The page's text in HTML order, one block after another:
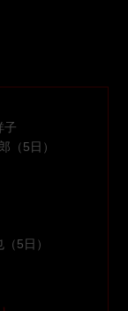
子
（5日）
5日）